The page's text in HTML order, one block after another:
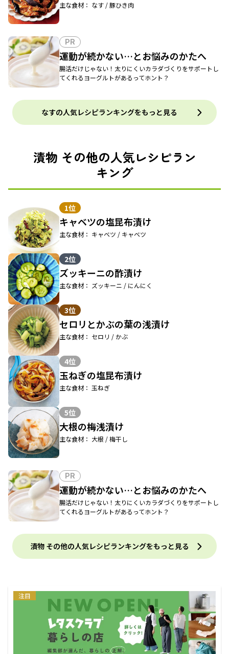
主な食材： なす / 豚ひき肉
PR
運動が続かない…とお悩みのかたへ
腸活だけじゃない！太りにくいカラダづくりをサポートし
てくれるヨーグルトがあるってホント？
なすの人気レシピランキングをもっと見る
漬物 その他の人気レシピラン
キング
1位
キャベツの塩昆布漬け
主な食材： キャベツ / キャベツ
2位
ズッキーニの酢漬け
主な食材： ズッキーニ / にんにく
3位
セロリとかぶの葉の浅漬け
主な食材： セロリ / かぶ
4位
玉ねぎの塩昆布漬け
主な食材： 玉ねぎ
5位
大根の梅浅漬け
主な食材： 大根 / 梅干し
PR
運動が続かない…とお悩みのかたへ
腸活だけじゃない！太りにくいカラダづくりをサポートし
てくれるヨーグルトがあるってホント？
漬物 その他の人気レシピランキングをもっと見る
注目